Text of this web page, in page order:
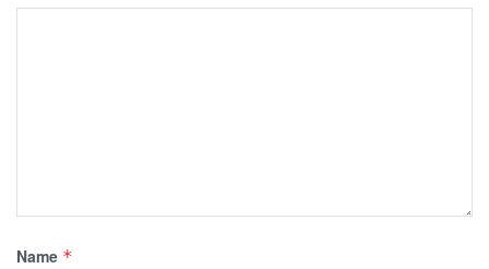
Name *